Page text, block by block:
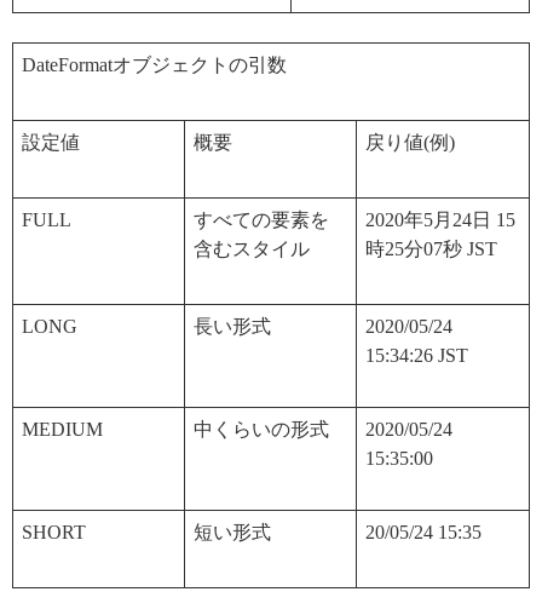
DateFormatオブジェクトの引数
設定値 概要 戻り値(例)
FULL
すべての要素を
含むスタイル
2020年5月24日 15
時25分07秒 JST
LONG 長い形式
2020/05/24
15:34:26 JST
MEDIUM 中くらいの形式
2020/05/24
15:35:00
SHORT 短い形式 20/05/24 15:35